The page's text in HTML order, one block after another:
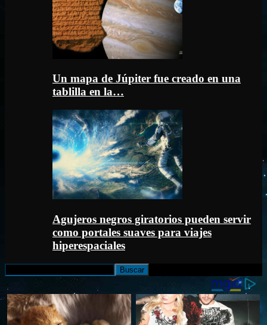
Un mapa de Júpiter fue creado en una
tablilla en la…
Agujeros negros giratorios pueden servir
como portales suaves para viajes
hiperespaciales